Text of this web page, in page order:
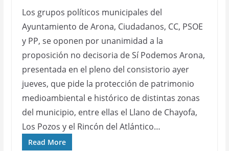
Los grupos políticos municipales del
Ayuntamiento de Arona, Ciudadanos, CC, PSOE
y PP, se oponen por unanimidad a la
proposición no decisoria de Sí Podemos Arona,
presentada en el pleno del consistorio ayer
jueves, que pide la protección de patrimonio
medioambiental e histórico de distintas zonas
del municipio, entre ellas el Llano de Chayofa,
Los Pozos y el Rincón del Atlántico…
Read More